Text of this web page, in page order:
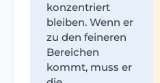
konzentriert
bleiben. Wenn er
zu den feineren
Bereichen
kommt, muss er